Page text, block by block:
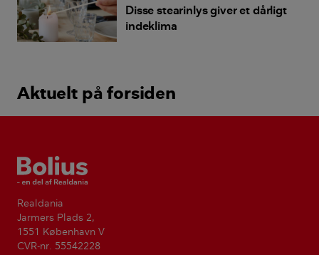
Disse stearinlys giver et dårligt
indeklima
Aktuelt på forsiden
Bolius
Realdania
Jarmers Plads 2,
1551 København V
CVR-nr. 55542228